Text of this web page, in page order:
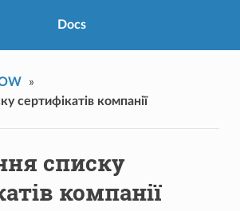
Docs
»
сертифікатів компанії
списку
компанії